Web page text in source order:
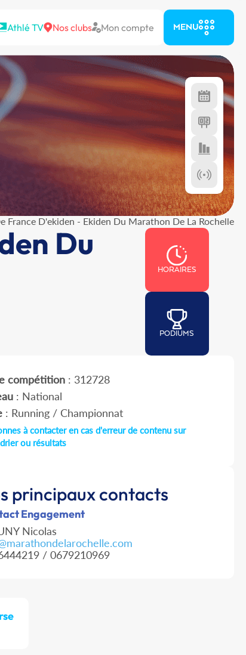
Athlé TV Nos clubs Mon compte MENU
France D'ekiden - Ekiden Du Marathon De La Rochelle
Du
HORAIRES
PODIUMS
compétition: 312728
: National
: Running / Championnat
à contacter en cas d'erreur de contenu sur
ou résultats
principaux contacts
Engagement
Nicolas
/ 0679210969